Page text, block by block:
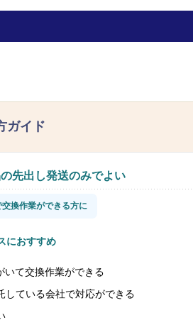
ガイド
先出し発送のみでよい
交換作業ができる方に
におすすめ
いて交換作業ができる
している会社で対応ができる